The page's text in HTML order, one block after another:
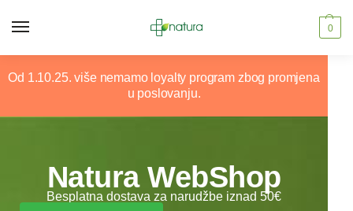
0
Od 1.10.25. više nemamo loyalty program zbog promjena
u poslovanju.
Natura WebShop
Besplatna dostava za narudžbe iznad 50€